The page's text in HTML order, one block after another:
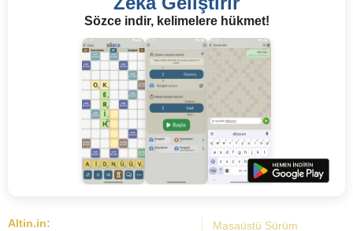
Sözce indir, kelimelere hükmet!
Masaüstü Sürüm
Altin.in: